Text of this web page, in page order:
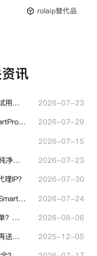
rolaip替代品
讯
免费测试额度怎么领取？SmartProxy试用产品完整体验指引
2026-07-23
价格监控为什么需要住宅代理IP？SmartProxy助力跨境商家实现全球竞品数据采集
2026-07-29
2026-07-15
海外SEO排名忽高忽低？SmartProxy纯净住宅IP助力站点权重稳定
2026-07-23
IP？
2026-07-30
谷歌、Meta广告地域测试实操方法｜SmartProxy落地优化指南
2026-07-24
SmartProxy能否查看海外真实价格榜单？跨境选品代理IP实用解读
2026-08-06
AdsPower 黑五大促开启｜年付 6 折再送半年＋豪礼抽奖
2025-12-05